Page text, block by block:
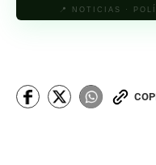
📍 NOTICIAS ·